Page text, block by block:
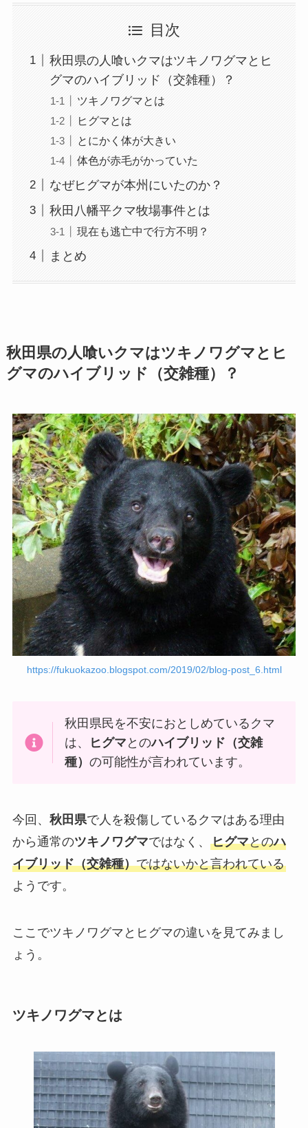
目次
秋田県の人喰いクマはツキノワグマとヒ
グマのハイブリッド（交雑種）？
ツキノワグマとは
ヒグマとは
とにかく体が大きい
体色が赤毛がかっていた
なぜヒグマが本州にいたのか？
秋田八幡平クマ牧場事件とは
現在も逃亡中で行方不明？
まとめ
秋田県の人喰いクマはツキノワグマとヒ
グマのハイブリッド（交雑種）？
https://fukuokazoo.blogspot.com/2019/02/blog-post_6.html
秋田県民を不安におとしめているクマ
は、
ヒグマ とのハイブリッド（交雑
種）の可能性が言われています。
今回、 秋田県で人を殺傷しているクマはある理由
から通常のツキノワグマではなく、 ヒグマとのハ
イブリッド（交雑種）ではないかと言われている
ようです。
ここでツキノワグマとヒグマの違いを見てみまし
ょう。
ツキノワグマとは